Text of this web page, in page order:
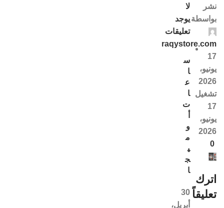
نشر
بواسطة
raqystore.com
17
يونيو،
2026
تشغيل
17
يونيو،
2026
0
اترك
تعليقاً
لا
يوجد
تعليقات
س
ا
ع
ا
ت
و
م
ي
ج
ا
30
أبريل،